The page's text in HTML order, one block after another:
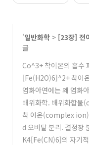
'일반화학 > [23장] 전
글
Co^3+ 착이온의 흡수
[Fe(H2O)6]^2+ 착이
염화아연에는 왜 염화
붙일까 (0)
배위화학. 배위화합
nd), 착물(complex)
착 이온(complex
ation compound) (0)
d 오비탈 분리. 결정
ting) (0)
K4[Fe(CN)6]의 자기